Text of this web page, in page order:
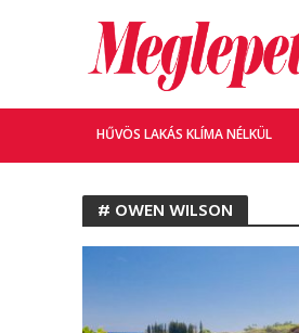
HŰVÖS LAKÁS KLÍMA NÉLKÜL
# OWEN WILSON